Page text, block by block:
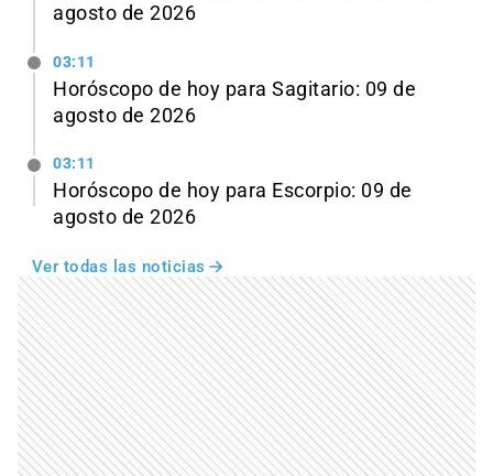
agosto de 2026
03:11
Horóscopo de hoy para Sagitario: 09 de
agosto de 2026
03:11
Horóscopo de hoy para Escorpio: 09 de
agosto de 2026
Ver todas las noticias